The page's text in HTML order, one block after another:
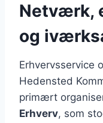
Netværk,
og
Erhvervsservice
Hedensted
primært
Erhverv, som